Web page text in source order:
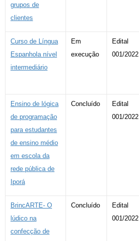
grupos de
clientes
Curso de Língua
Espanhola nível
intermediário
Em
execução
Edital
001/2022
Ensino de lógica
de programação
para estudantes
de ensino médio
em escola da
rede pública de
Iporá
Concluído
Edital
001/2022
BrincARTE- O
lúdico na
confecção de
Concluído
Edital
001/2022